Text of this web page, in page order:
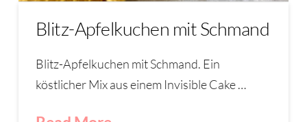
Blitz-Apfelkuchen mit Schmand
Blitz-Apfelkuchen mit Schmand. Ein
köstlicher Mix aus einem Invisible Cake …